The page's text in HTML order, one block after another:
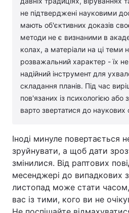
не підтверджені науковими
мають об'єктивних доказів
методи не є визнаними в
колах, а матеріали на ці теми
розважальний характер - їх
надійний інструмент для
складання планів. Під час
пов'язаних із психологією
варто звертатися до наукових
Іноді минуле повертається
зруйнувати, а щоб дати
змінилися. Від раптових
месенджері до випадкових
листопад може стати
вас із тими, кого ви не